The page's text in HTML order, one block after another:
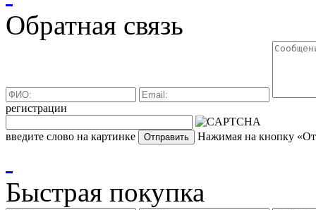
Обратная связь
регистрации
введите слово на картинке Нажимая на кнопку
Быстрая покупка